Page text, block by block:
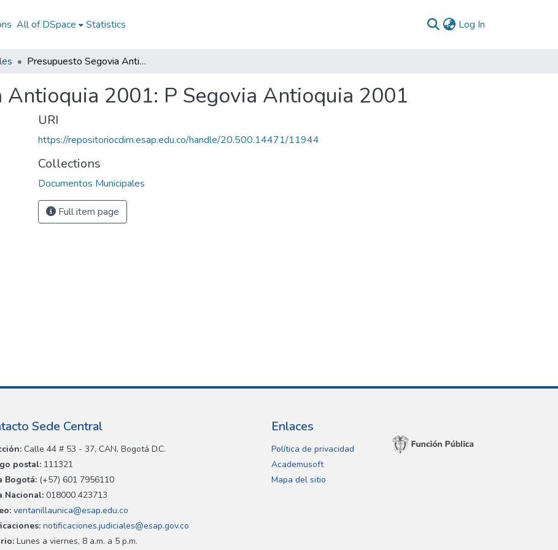
All of DSpace Statistics Log In
Presupuesto Segovia Antioquia 2001: P Segovia Antioquia 2001
Antioquia 2001: P Segovia Antioquia 2001
URI
https://repositoriocdim.esap.edu.co/handle/20.500.14471/11944
Collections
Documentos Municipales
Full item page
Sede Central
Calle 44 # 53 - 37, CAN, Bogotá D.C.
postal: 111321
Bogotá: (+57) 601 7956110
Nacional: 018000 423713
ventanillaunica@esap.edu.co
notificaciones.judiciales@esap.gov.co
Lunes a viernes, 8 a.m. a 5 p.m.
Enlaces
Política de privacidad
Academusoft
Mapa del sitio